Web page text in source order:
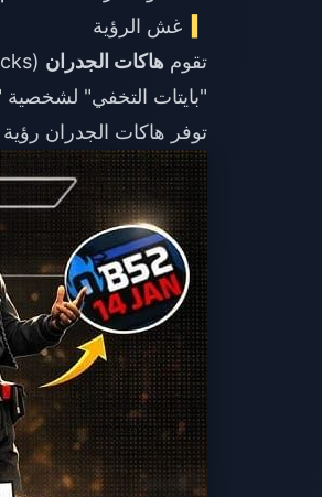
غش الرؤية
تقوم هاكات الجدران
توفر هاكات الجدران